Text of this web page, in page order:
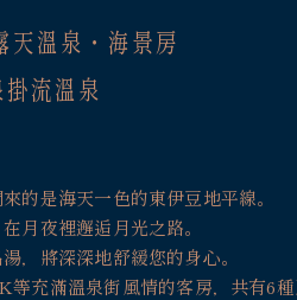
天溫泉・海景房
流溫泉
的是海天一色的東伊豆地平線。
月夜裡邂逅月光之路。
，將深深地舒緩您的身心。
等充滿溫泉街風情的客房，共有6